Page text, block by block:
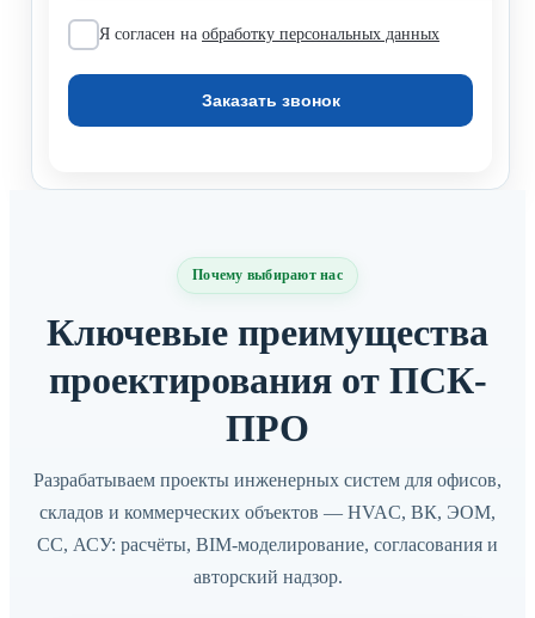
Я согласен на обработку персональных данных
Почему выбирают нас
Ключевые преимущества
проектирования от ПСК-
ПРО
Разрабатываем проекты инженерных систем для офисов,
складов и коммерческих объектов — HVAC, ВК, ЭОМ,
СС, АСУ: расчёты, BIM-моделирование, согласования и
авторский надзор.